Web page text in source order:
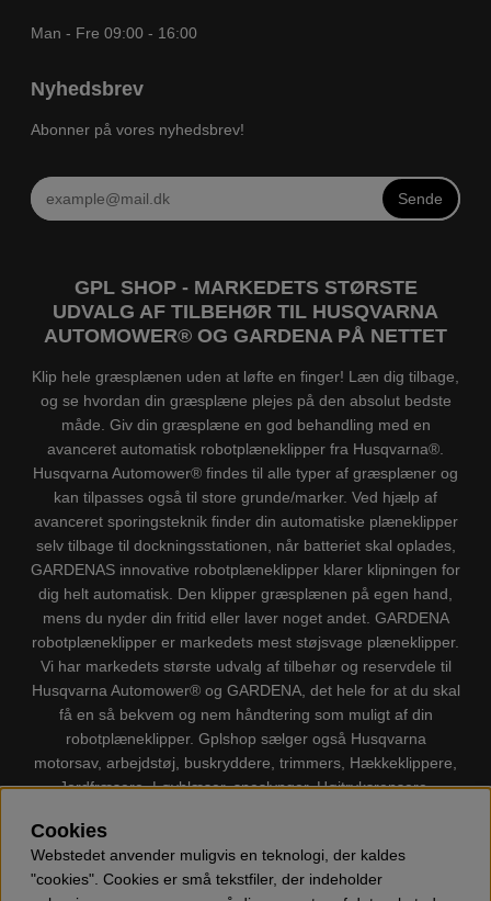
Man - Fre 09:00 - 16:00
Nyhedsbrev
Abonner på vores nyhedsbrev!
Sende
GPL SHOP - MARKEDETS STØRSTE
UDVALG AF TILBEHØR TIL HUSQVARNA
AUTOMOWER® OG GARDENA PÅ NETTET
Klip hele græsplænen uden at løfte en finger! Læn dig tilbage,
og se hvordan din græsplæne plejes på den absolut bedste
måde. Giv din græsplæne en god behandling med en
avanceret automatisk robotplæneklipper fra Husqvarna®.
Husqvarna Automower® findes til alle typer af græsplæner og
kan tilpasses også til store grunde/marker. Ved hjælp af
avanceret sporingsteknik finder din automatiske plæneklipper
selv tilbage til dockningsstationen, når batteriet skal oplades,
GARDENAS innovative robotplæneklipper klarer klipningen for
dig helt automatisk. Den klipper græsplænen på egen hand,
mens du nyder din fritid eller laver noget andet. GARDENA
robotplæneklipper er markedets mest støjsvage plæneklipper.
Vi har markedets største udvalg af tilbehør og reservdele til
Husqvarna Automower® og GARDENA, det hele for at du skal
få en så bekvem og nem håndtering som muligt af din
robotplæneklipper. Gplshop sælger også Husqvarna
motorsav, arbejdstøj, buskryddere, trimmers, Hækkeklippere,
Jordfræsere, Løvblæser, sneslynger, Højtryksrensere,
Cookies
Webstedet anvender muligvis en teknologi, der kaldes
"cookies". Cookies er små tekstfiler, der indeholder